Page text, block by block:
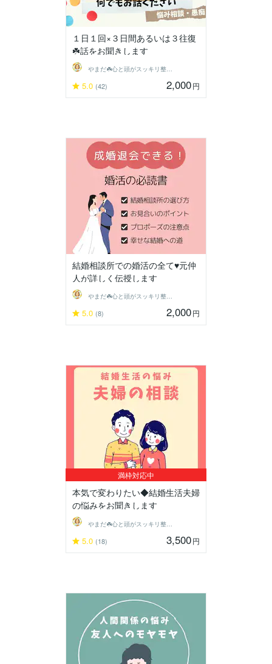
１日１回×３日間あるいは３往復
☘️話をお聞きします
やまだ☘️心と頭がスッキリ整うサロン
5.0 (42) 2,000円
結婚相談所での婚活の全て♥元仲
人が詳しく伝授します
やまだ☘️心と頭がスッキリ整うサロン
5.0 (8) 2,000円
満枠対応中
本気で変わりたい◆結婚生活夫婦
の悩みをお聞きします
5.0 (18) 3,500円